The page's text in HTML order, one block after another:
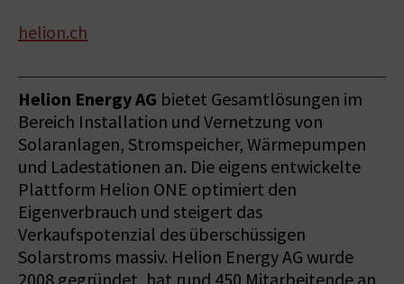
helion.ch
Helion Energy AG bietet Gesamtlösungen im
Bereich Installation und Vernetzung von
Solaranlagen, Stromspeicher, Wärmepumpen
und Ladestationen an. Die eigens entwickelte
Plattform Helion ONE optimiert den
Eigenverbrauch und steigert das
Verkaufspotenzial des überschüssigen
Solarstroms massiv. Helion Energy AG wurde